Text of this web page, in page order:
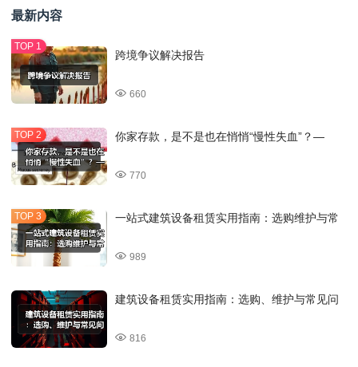
最新内容
跨境争议解决报告
660
你家存款，是不是也在悄悄“慢性失血”？—
770
一站式建筑设备租赁实用指南：选购维护与常
989
建筑设备租赁实用指南：选购、维护与常见问
816